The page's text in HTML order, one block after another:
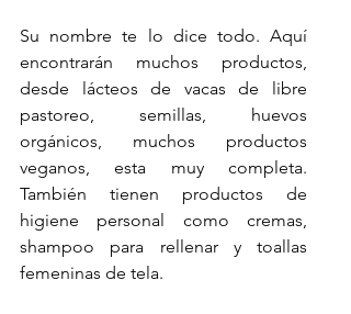
Su nombre te lo dice todo. Aquí
encontrarán muchos productos,
desde lácteos de vacas de libre
pastoreo, semillas, huevos
orgánicos, muchos productos
veganos, esta muy completa.
También tienen productos de
higiene personal como cremas,
shampoo para rellenar y toallas
femeninas de tela.